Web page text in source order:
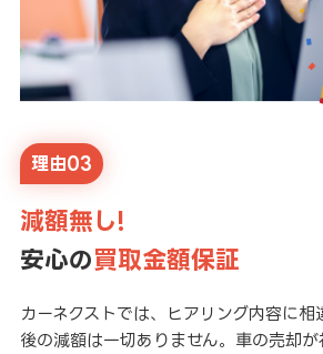
理由03
減額無し!
安心の買取金額保証
カーネクストでは、ヒアリング内容に相
後の減額は一切ありません。車の売却